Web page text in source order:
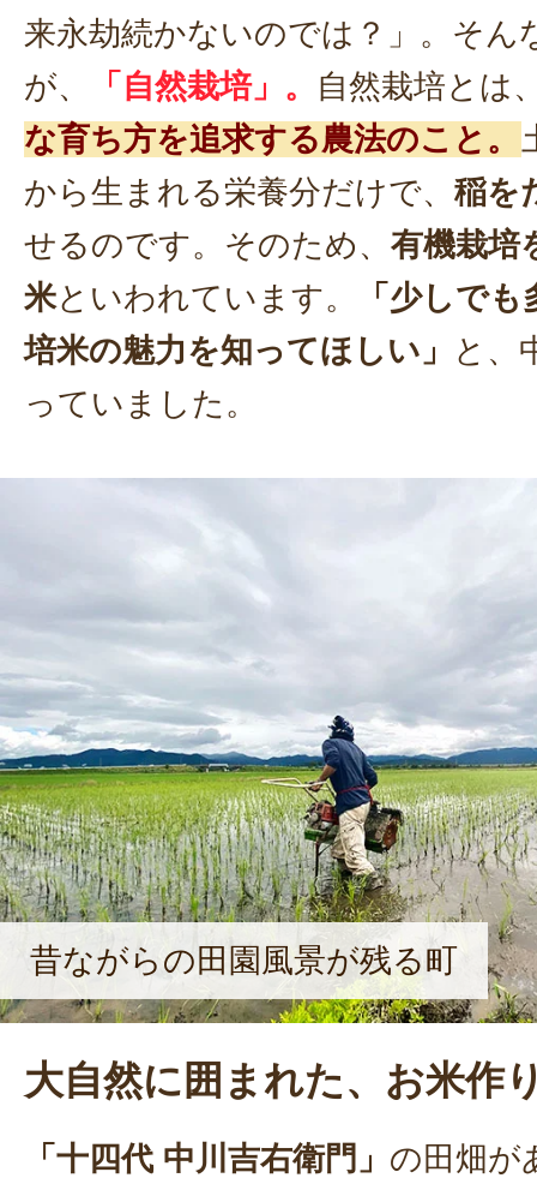
来永劫続かないのでは？」。そん
が、
「自然栽培」。 自然栽培とは
な育ち方を追求する農法のこと。
から生まれる栄養分だけで、 稲を
せるのです。そのため、 有機栽培
米といわれています。
「少しで
培米の魅力を知ってほしい」
と、
っていました。
昔ながらの田園風景が残る町
大自然に囲まれた、お米作
「十四代 中川吉右衛門」 の田畑が